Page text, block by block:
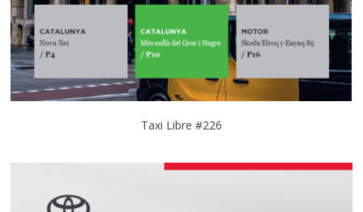
Taxi Libre #226